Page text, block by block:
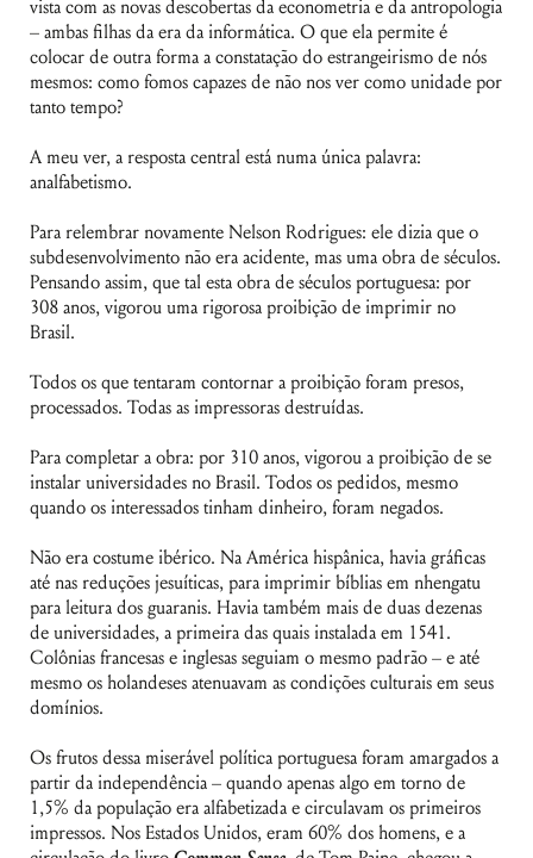
vista com as novas descobertas da econometria e da antropologia
– ambas filhas da era da informática. O que ela permite é
colocar de outra forma a constatação do estrangeirismo de nós
mesmos: como fomos capazes de não nos ver como unidade por
tanto tempo?
A meu ver, a resposta central está numa única palavra:
analfabetismo.
Para relembrar novamente Nelson Rodrigues: ele dizia que o
subdesenvolvimento não era acidente, mas uma obra de séculos.
Pensando assim, que tal esta obra de séculos portuguesa: por
308 anos, vigorou uma rigorosa proibição de imprimir no
Brasil.
Todos os que tentaram contornar a proibição foram presos,
processados. Todas as impressoras destruídas.
Para completar a obra: por 310 anos, vigorou a proibição de se
instalar universidades no Brasil. Todos os pedidos, mesmo
quando os interessados tinham dinheiro, foram negados.
Não era costume ibérico. Na América hispânica, havia gráficas
até nas reduções jesuíticas, para imprimir bíblias em nhengatu
para leitura dos guaranis. Havia também mais de duas dezenas
de universidades, a primeira das quais instalada em 1541.
Colônias francesas e inglesas seguiam o mesmo padrão – e até
mesmo os holandeses atenuavam as condições culturais em seus
domínios.
Os frutos dessa miserável política portuguesa foram amargados a
partir da independência – quando apenas algo em torno de
1,5% da população era alfabetizada e circulavam os primeiros
impressos. Nos Estados Unidos, eram 60% dos homens, e a